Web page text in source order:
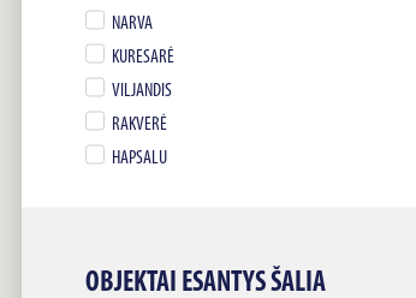
NARVA
KURESARĖ
VILJANDIS
RAKVERĖ
HAPSALU
OBJEKTAI ESANTYS ŠALIA